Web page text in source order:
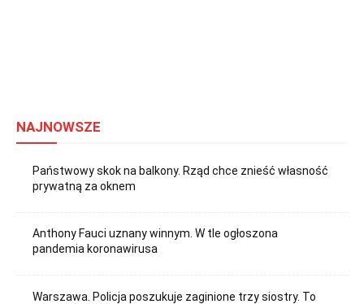
NAJNOWSZE
Państwowy skok na balkony. Rząd chce znieść własność
prywatną za oknem
Anthony Fauci uznany winnym. W tle ogłoszona
pandemia koronawirusa
Warszawa. Policja poszukuje zaginione trzy siostry. To